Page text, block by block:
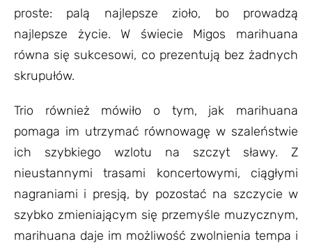
proste: palą najlepsze zioło, bo prowadzą
najlepsze życie. W świecie Migos marihuana
równa się sukcesowi, co prezentują bez żadnych
skrupułów.
Trio również mówiło o tym, jak marihuana
pomaga im utrzymać równowagę w szaleństwie
ich szybkiego wzlotu na szczyt sławy. Z
nieustannymi trasami koncertowymi, ciągłymi
nagraniami i presją, by pozostać na szczycie w
szybko zmieniającym się przemyśle muzycznym,
marihuana daje im możliwość zwolnienia tempa i